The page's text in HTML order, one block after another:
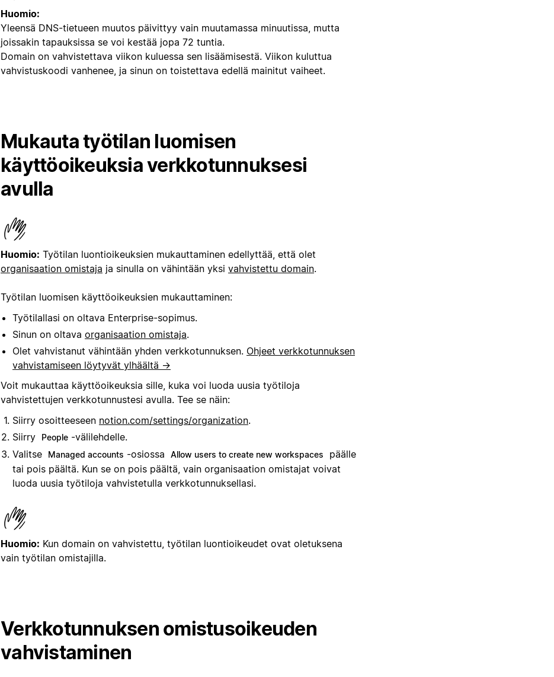
Huomio:
Yleensä DNS-tietueen muutos päivittyy vain muutamassa minuutissa, mutta
joissakin tapauksissa se voi kestää jopa 72 tuntia.
Domain on vahvistettava viikon kuluessa sen lisäämisestä. Viikon kuluttua
vahvistuskoodi vanhenee, ja sinun on toistettava edellä mainitut vaiheet.
Mukauta työtilan luomisen
käyttöoikeuksia verkkotunnuksesi
avulla
Huomio: Työtilan luontioikeuksien mukauttaminen edellyttää, että olet
organisaation omistaja ja sinulla on vähintään yksi vahvistettu domain.
Työtilan luomisen käyttöoikeuksien mukauttaminen:
Työtilallasi on oltava Enterprise-sopimus.
Sinun on oltava organisaation omistaja.
Olet vahvistanut vähintään yhden verkkotunnuksen. Ohjeet verkkotunnuksen
vahvistamiseen löytyvät ylhäältä →
Voit mukauttaa käyttöoikeuksia sille, kuka voi luoda uusia työtiloja
vahvistettujen verkkotunnustesi avulla. Tee se näin:
Siirry osoitteeseen notion.com/settings/organization.
Siirry
People -välilehdelle.
Valitse
Managed accounts -osiossa Allow users to create new workspaces
päälle
tai pois päältä. Kun se on pois päältä, vain organisaation omistajat voivat
luoda uusia työtiloja vahvistetulla verkkotunnuksellasi.
Huomio: Kun domain on vahvistettu, työtilan luontioikeudet ovat oletuksena
vain työtilan omistajilla.
Verkkotunnuksen omistusoikeuden
vahvistaminen